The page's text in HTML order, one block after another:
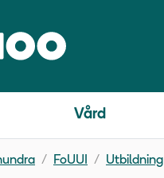
Vård
FoUUI Utbildning